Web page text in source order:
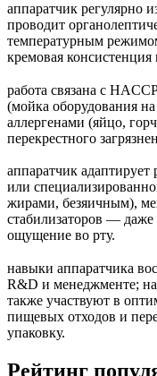
аппаратчик регулярно
проводит
температурным
кремовая консистенция
работа связана с
(мойка оборудования
аллергенами (яйцо,
перекрестного
аппаратчик адаптирует
или
жирами, безяичным),
стабилизаторов —
ощущение во рту.
навыки аппаратчика
R&D и менеджменте;
также участвуют в
пищевых отходов и
упаковку.
Рейтинг